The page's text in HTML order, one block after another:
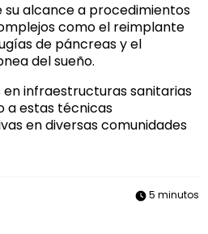
su alcance a procedimientos
como el reimplante
de páncreas y el
del sueño.
en infraestructuras sanitarias
a estas técnicas
en diversas comunidades
5 minutos